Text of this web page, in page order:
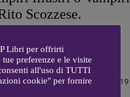
Scozzese.
del sangue di
Jesi
PREZZAVENTO - 5 DICEMBRE 2019
Libri per offrirti
preferenze e le visite
all'uso di TUTTI
cookie" per fornire